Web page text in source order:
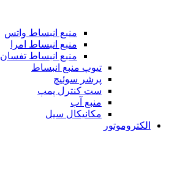
منبع انبساط واتس
منبع انبساط امرا
منبع انبساط تفسان
تیوپ منبع انبساط
پرشر سوئیچ
ست کنترل پمپ
منبع آب
مکانیکال سیل
الکتروموتور